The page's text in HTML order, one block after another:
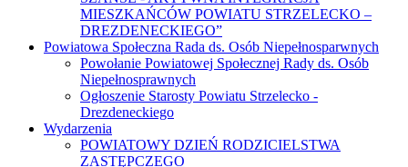
MIESZKAŃCÓW POWIATU STRZELECKO –
DREZDENECKIEGO”
Powiatowa Społeczna Rada ds. Osób Niepełnosparwnych
Powołanie Powiatowej Społecznej Rady ds. Osób
Niepełnosprawnych
Ogłoszenie Starosty Powiatu Strzelecko -
Drezdeneckiego
Wydarzenia
POWIATOWY DZIEŃ RODZICIELSTWA
ZASTĘPCZEGO